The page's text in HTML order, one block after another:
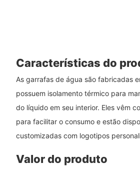
Características do
As garrafas de água são fabricadas
possuem isolamento térmico para
do líquido em seu interior. Eles vêm
para facilitar o consumo e estão
customizadas com logotipos
Valor do produto